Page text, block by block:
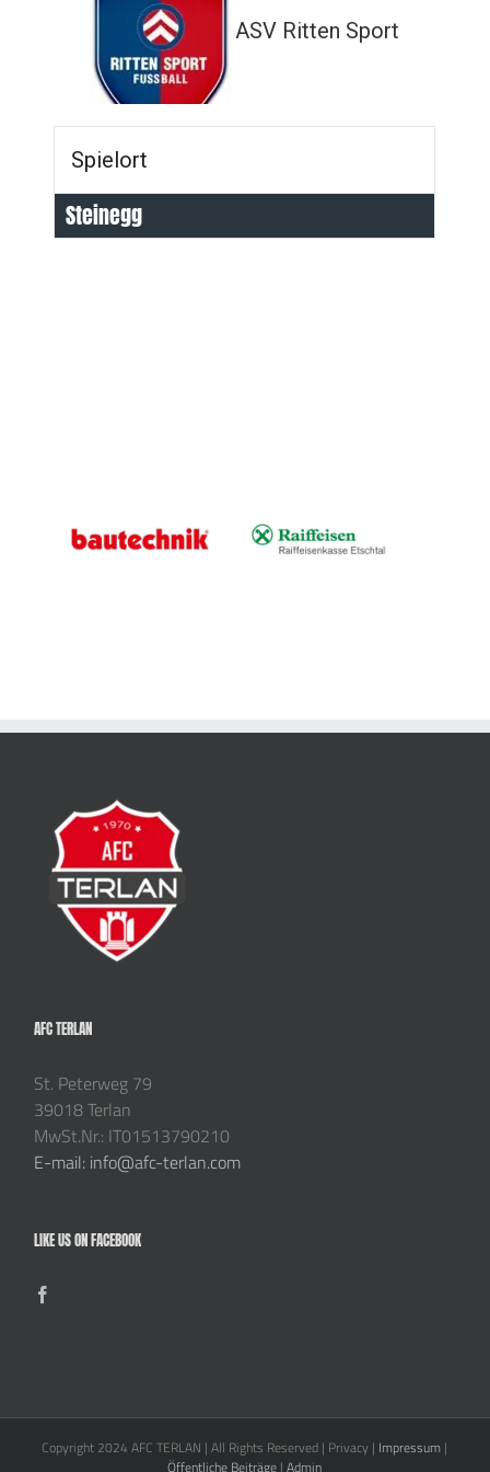
ASV Ritten Sport
Spielort
Steinegg
AFC TERLAN
St. Peterweg 79
39018 Terlan
MwSt.Nr.: IT01513790210
E-mail: info@afc-terlan.com
LIKE US ON FACEBOOK
Copyright 2024 AFC TERLAN | All Rights Reserved | Privacy | Impressum |
Öffentliche Beiträge |Admin